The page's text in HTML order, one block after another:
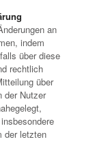
an
indem
über diese
rechtlich
über
der Nutzer
der letzten